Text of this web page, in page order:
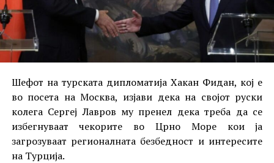
Шефот на турската дипломатија Хакан Фидан, кој е
во посета на Москва, изјави дека на својот руски
колега Сергеј Лавров му пренел дека треба да се
избегнуваат чекорите во Црно Море кои ја
загрозуваат регионалната безбедност и интересите
на Турција.